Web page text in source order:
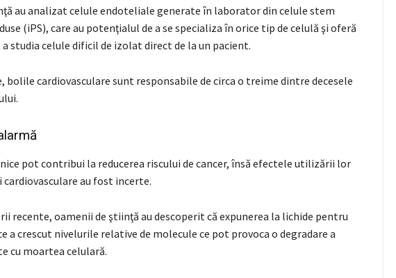
au analizat celule endoteliale generate în laborator din celule stem
(iPS), care au potenţialul de a se specializa în orice tip de celulă şi oferă
studia celule dificil de izolat direct de la un pacient.
bolile cardiovasculare sunt responsabile de circa o treime dintre decesele
pot contribui la reducerea riscului de cancer, însă efectele utilizării lor
cardiovasculare au fost incerte.
recente, oamenii de ştiinţă au descoperit că expunerea la lichide pentru
a crescut nivelurile relative de molecule ce pot provoca o degradare a
cu moartea celulară.